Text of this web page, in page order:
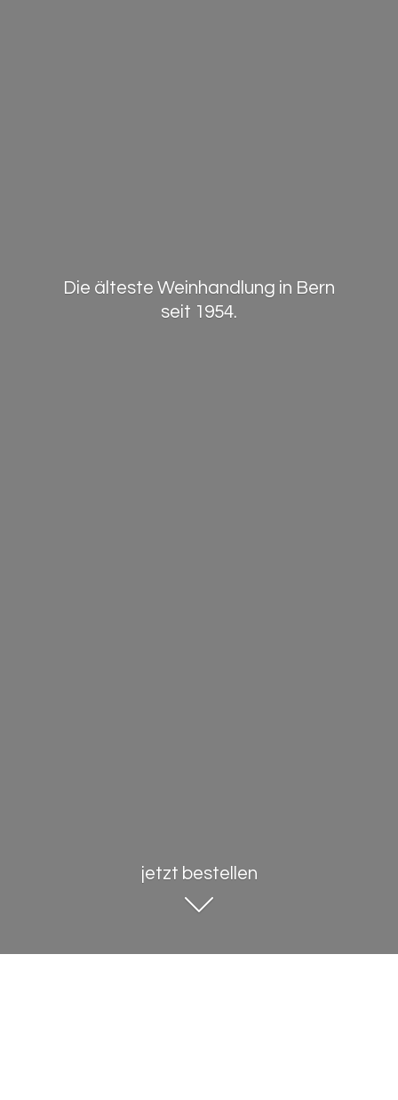
Die älteste Weinhandlung in Bern
seit 1954.
jetzt bestellen